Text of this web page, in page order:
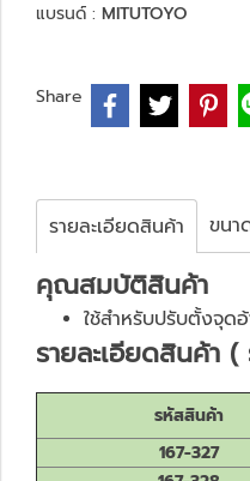
แบรนด์ : MITUTOYO
Share
รายละเอียดสินค้า ขนา
คุณสมบัติสินค้า
ใช้สำหรับปรับตั้งจุด
รายละเอียดสินค้า
รหัสสินค้า
167-327